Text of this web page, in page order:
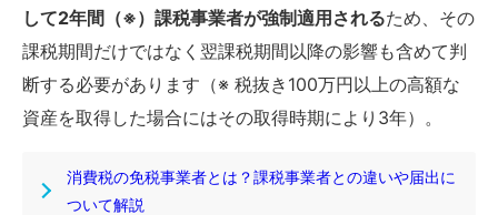
して2年間（※）課税事業者が強制適用されるため、その
課税期間だけではなく翌課税期間以降の影響も含めて判
断する必要があります（※ 税抜き100万円以上の高額な
資産を取得した場合にはその取得時期により3年）。
消費税の免税事業者とは？課税事業者との違いや届出に
ついて解説